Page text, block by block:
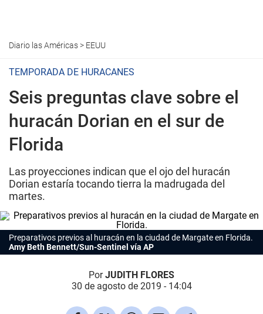
Diario las Américas> EEUU
TEMPORADA DE HURACANES
Seis preguntas clave sobre el
huracán Dorian en el sur de
Florida
Las proyecciones indican que el ojo del huracán
Dorian estaría tocando tierra la madrugada del
martes.
Preparativos previos al huracán en la ciudad de Margate en Florida.
Amy Beth Bennett/Sun-Sentinel vía AP
PorJUDITH FLORES
30 de agosto de 2019 - 14:04